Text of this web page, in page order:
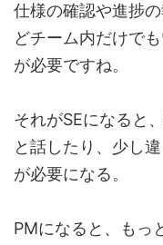
仕様の確認や進捗
どチーム内だけで
が必要ですね。
それがSEになると、
と話したり、少し
が必要になる。
PMになると、もっ